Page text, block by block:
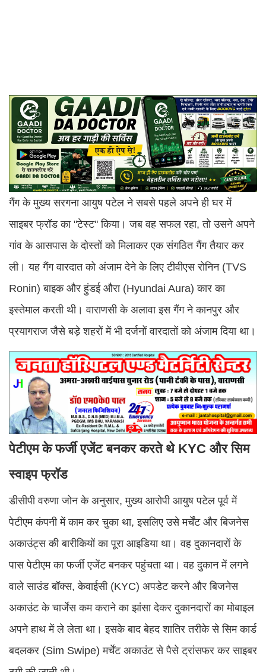
गैंग के मुख्य सरगना आयुष पटेल ने सबसे पहले अपने ही घर में
साइबर फ्रॉड का "टेस्ट" किया। जब वह सफल रहा, तो उसने अपने
गांव के आसपास के दोस्तों को मिलाकर एक संगठित गैंग तैयार कर
ली। यह गैंग वारदात को अंजाम देने के लिए टीवीएस रोनिन (TVS
Ronin) बाइक और हुंडई औरा (Hyundai Aura) कार का
इस्तेमाल करती थी। वाराणसी के अलावा इस गैंग ने कानपुर और
प्रयागराज जैसे बड़े शहरों में भी दर्जनों वारदातों को अंजाम दिया था।
पेटीएम के फर्जी एजेंट बनकर करते थे KYC और सिम
स्वाइप फ्रॉड
डीसीपी वरुणा जोन के अनुसार, मुख्य आरोपी आयुष पटेल पूर्व में
पेटीएम कंपनी में काम कर चुका था, इसलिए उसे मर्चेंट और बिजनेस
अकाउंट्स की बारीकियों का पूरा आइडिया था। वह दुकानदारों के
पास पेटीएम का फर्जी एजेंट बनकर पहुंचता था। वह दुकान में लगने
वाले साउंड बॉक्स, केवाईसी (KYC) अपडेट करने और बिजनेस
अकाउंट के चार्जेस कम कराने का झांसा देकर दुकानदारों का मोबाइल
अपने हाथ में ले लेता था। इसके बाद बेहद शातिर तरीके से सिम कार्ड
बदलकर (Sim Swipe) मर्चेंट अकाउंट से पैसे ट्रांसफर कर साइबर